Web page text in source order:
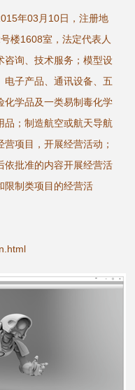
年03月10日，注册地
楼1608室，法定代表人
咨询、技术服务；模型设
电子产品、通讯设备、五
化学品及一类易制毒化学
品；制造航空或航天导航
项目，开展经营活动；
依批准的内容开展经营活
限制类项目的经营活